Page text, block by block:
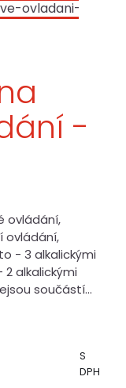
-
ovládání,
ovládání,
- 3 alkalickými
alkalickými
součástí...
S
DPH